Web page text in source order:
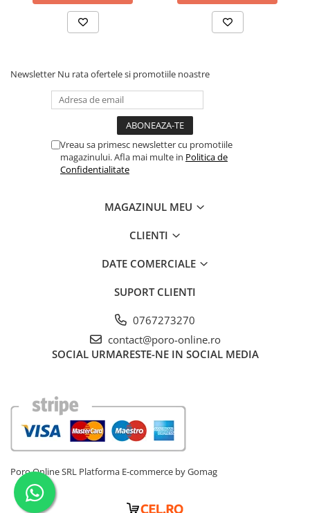
Newsletter Nu rata ofertele si promotiile noastre
Vreau sa primesc newsletter cu promotiile
magazinului. Afla mai multe in Politica de
Confidentialitate
MAGAZINUL MEU
CLIENTI
DATE COMERCIALE
SUPORT CLIENTI
0767273270
contact@poro-online.ro
SOCIAL URMARESTE-NE IN SOCIAL MEDIA
Poro Online SRL Platforma E-commerce by Gomag